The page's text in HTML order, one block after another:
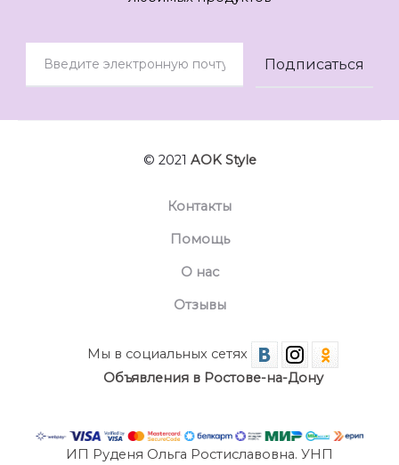
© 2021 AOK Style
Контакты
Помощь
О нас
Отзывы
Мы в социальных сетях
Объявления в Ростове-на-Дону
ИП Руденя Ольга Ростиславовна. УНП